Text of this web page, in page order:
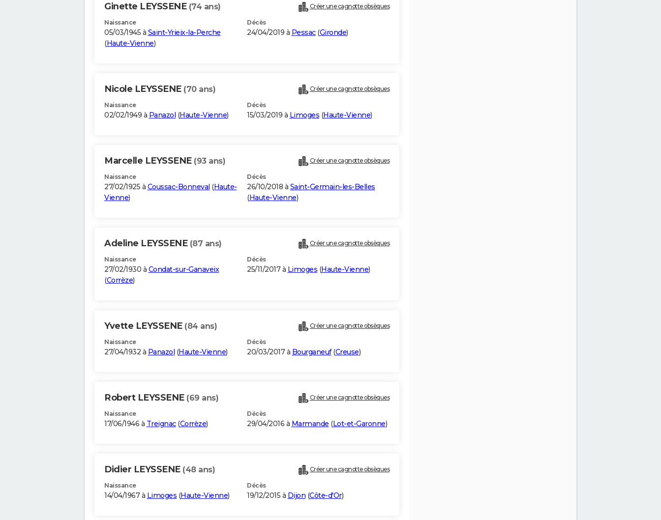
Ginette LEYSSENE (74 ans) Créer une cagnotte obsèques
Naissance
05/03/1945 à Saint-Yrieix-la-Perche
(Haute-Vienne)
Décès
24/04/2019 à Pessac(Gironde)
Nicole LEYSSENE (70 ans) Créer une cagnotte obsèques
Naissance
02/02/1949 à Panazol (Haute-Vienne)
Décès
15/03/2019 à Limoges (Haute-Vienne)
Marcelle LEYSSENE (93 ans) Créer une cagnotte obsèques
Naissance
27/02/1925 à Coussac-Bonneval (Haute-
Vienne)
Décès
26/10/2018 à Saint-Germain-les-Belles
(Haute-Vienne)
Adeline LEYSSENE (87 ans) Créer une cagnotte obsèques
Naissance
27/02/1930 à Condat-sur-Ganaveix
(Corrèze)
Décès
25/11/2017 à Limoges (Haute-Vienne)
Yvette LEYSSENE (84 ans) Créer une cagnotte obsèques
Naissance
27/04/1932 à Panazol (Haute-Vienne)
Décès
20/03/2017 à Bourganeuf(Creuse)
Robert LEYSSENE (69 ans) Créer une cagnotte obsèques
Naissance
17/06/1946 à Treignac(Corrèze)
Décès
29/04/2016 à Marmande (Lot-et-Garonne)
Didier LEYSSENE (48 ans) Créer une cagnotte obsèques
Naissance
14/04/1967 à Limoges (Haute-Vienne)
Décès
19/12/2015 à Dijon (Côte-d'Or)